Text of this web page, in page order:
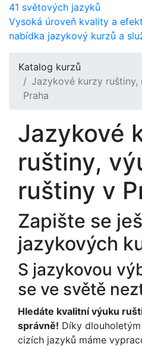
41 světových jazyků
Vysoká úroveň kvality a
nabídka jazykový kurzů a
Katalog kurzů
Jazykové kurzy ruštiny,
Praha
Jazykové
ruštiny,
ruštiny v
Zapište se
jazykových
S jazykovou
se ve světě
Hledáte kvalitní výuku
správně! Díky
cizích jazyků máme